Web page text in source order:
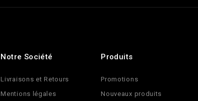
Notre Société
Livraisons et Retours
Mentions légales
Produits
Promotions
Nouveaux produits